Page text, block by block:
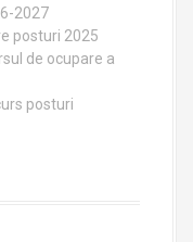
2027
posturi 2025
de ocupare a
posturi